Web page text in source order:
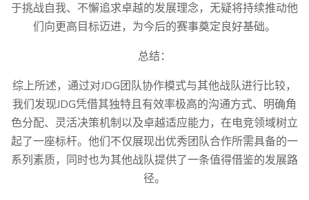
于挑战自我、不懈追求卓越的发展理念，无疑将持续推动他
们向更高目标迈进，为今后的赛事奠定良好基础。
总结：
综上所述，通过对JDG团队协作模式与其他战队进行比较，
我们发现JDG凭借其独特且有效率极高的沟通方式、明确角
色分配、灵活决策机制以及卓越适应能力，在电竞领域树立
起了一座标杆。他们不仅展现出优秀团队合作所需具备的一
系列素质，同时也为其他战队提供了一条值得借鉴的发展路
径。